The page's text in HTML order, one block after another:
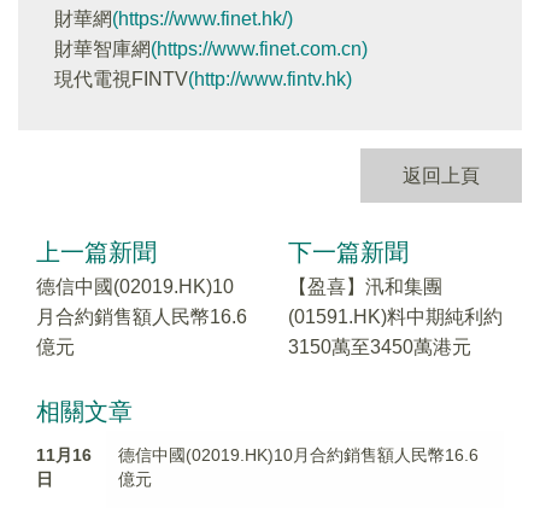
財華網(https://www.finet.hk/)
財華智庫網(https://www.finet.com.cn)
現代電視FINTV(http://www.fintv.hk)
返回上頁
上一篇新聞
德信中國(02019.HK)10
月合約銷售額人民幣16.6
億元
下一篇新聞
【盈喜】汛和集團
(01591.HK)料中期純利約
3150萬至3450萬港元
相關文章
11月16
日
德信中國(02019.HK)10月合約銷售額人民幣16.6
億元